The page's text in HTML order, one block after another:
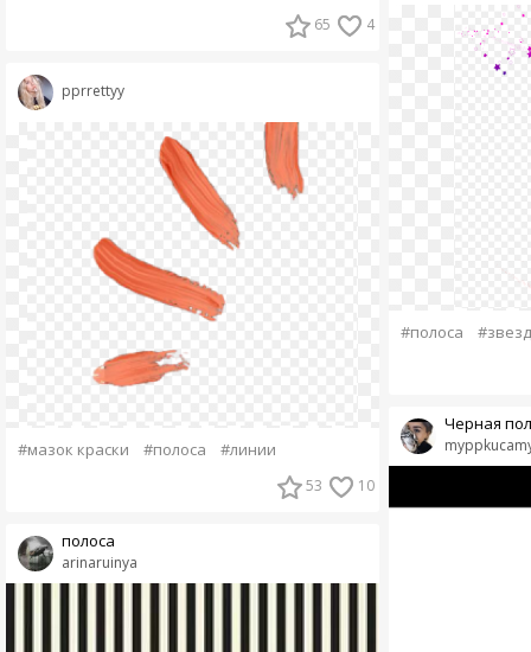
65 4
pprrettyy
#мазок краски #полоса #линии
53 10
arinaruinya
полоса
#полоса
Черная